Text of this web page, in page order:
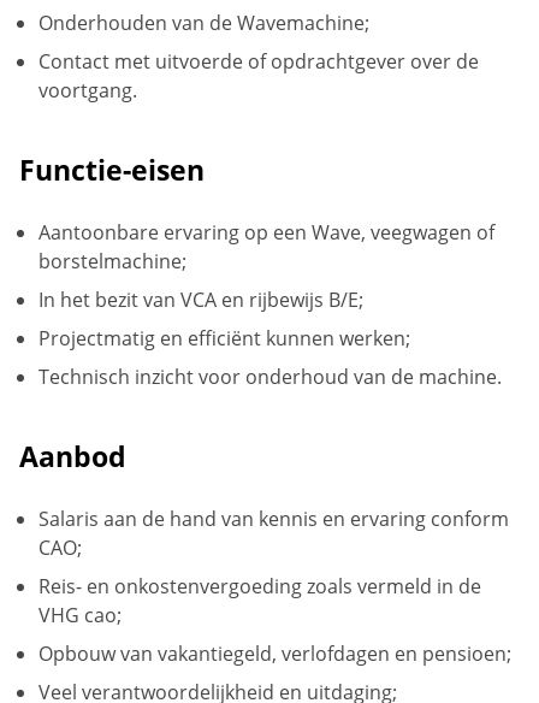
Onderhouden van de Wavemachine;
Contact met uitvoerde of opdrachtgever over de
voortgang.
Functie-eisen
Aantoonbare ervaring op een Wave, veegwagen of
borstelmachine;
In het bezit van VCA en rijbewijs B/E;
Projectmatig en efficiënt kunnen werken;
Technisch inzicht voor onderhoud van de machine.
Aanbod
Salaris aan de hand van kennis en ervaring conform
CAO;
Reis- en onkostenvergoeding zoals vermeld in de
VHG cao;
Opbouw van vakantiegeld, verlofdagen en pensioen;
Veel verantwoordelijkheid en uitdaging;